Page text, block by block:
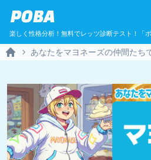
POBA
楽しく性格分析！無料でレッツ診断テスト！「ポ
あなたをマヨネーズの仲間たち